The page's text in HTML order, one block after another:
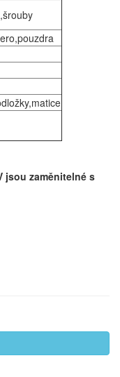
jsou zaměnitelné s